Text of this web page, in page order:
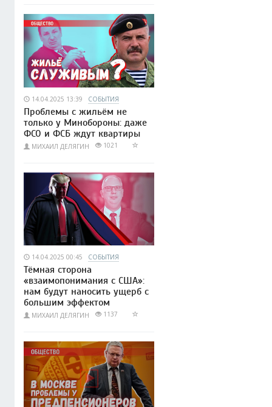
14.04.2025 13:39 СОБЫТИЯ
Проблемы с жильём не
только у Минобороны: даже
ФСО и ФСБ ждут квартиры
МИХАИЛ ДЕЛЯГИН 1021
14.04.2025 00:45 СОБЫТИЯ
Тёмная сторона
«взаимопонимания с США»:
нам будут наносить ущерб с
большим эффектом
МИХАИЛ ДЕЛЯГИН 1137